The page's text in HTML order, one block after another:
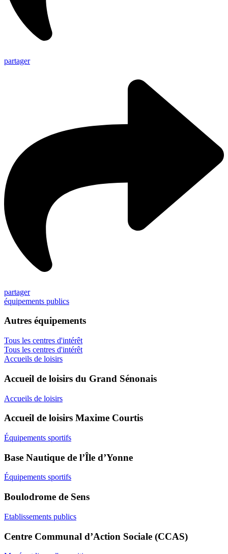
partager
partager
équipements publics
Autres équipements
Tous les centres d'intérêt
Tous les centres d'intérêt
Accueils de loisirs
Accueil de loisirs du Grand Sénonais
Accueils de loisirs
Accueil de loisirs Maxime Courtis
Équipements sportifs
Base Nautique de l’Île d’Yonne
Équipements sportifs
Boulodrome de Sens
Etablissements publics
Centre Communal d’Action Sociale (CCAS)